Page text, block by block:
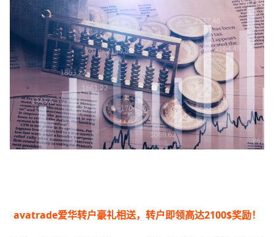
avatrade爱华转户豪礼相送，转户即领高达2100$奖励！